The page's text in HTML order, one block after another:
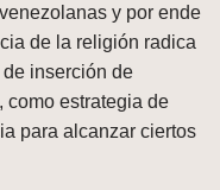
y por ende
de la religión radica
inserción de
como estrategia de
para alcanzar ciertos